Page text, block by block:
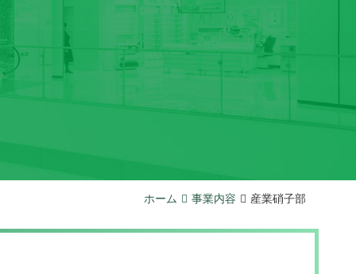
ホーム 事業内容 産業硝子部